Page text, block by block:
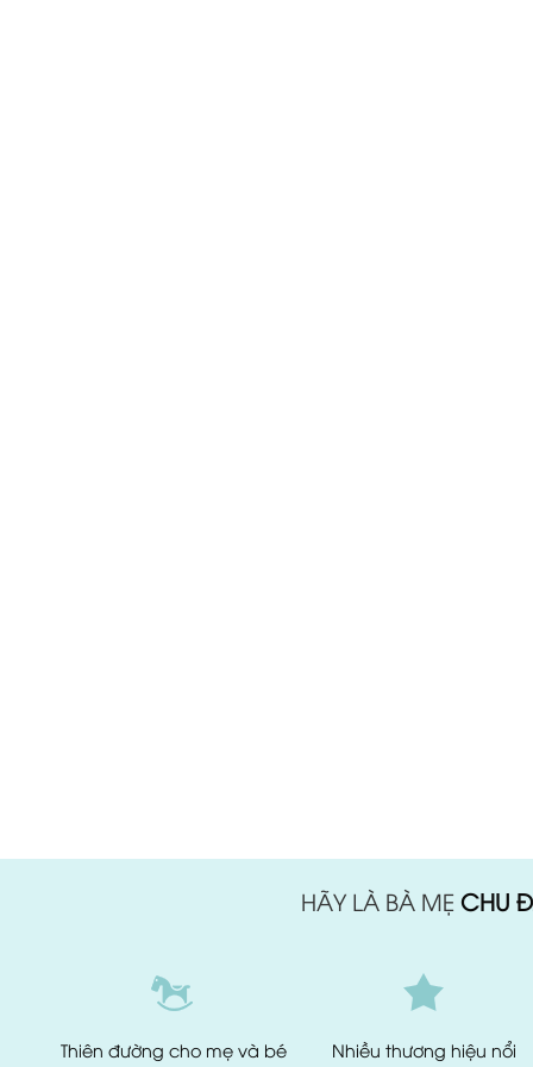
HÃY LÀ BÀ MẸ CHU
Thiên đường cho mẹ và bé Nhiều thương hiệu nổi